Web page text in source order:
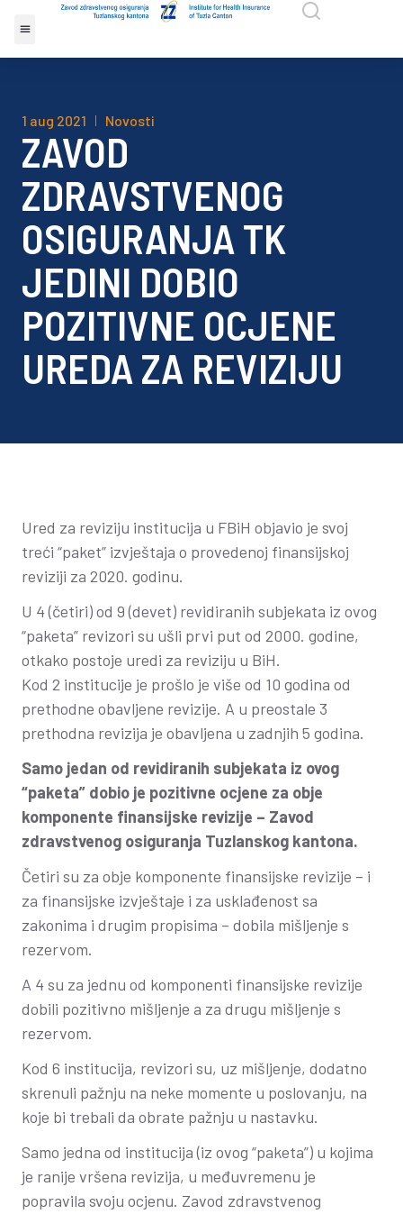
1 aug 2021 Novosti
ZAVOD
ZDRAVSTVENOG
OSIGURANJA TK
JEDINI DOBIO
POZITIVNE OCJENE
UREDA ZA REVIZIJU
Ured za reviziju institucija u FBiH objavio je svoj
treći “paket” izvještaja o provedenoj finansijskoj
reviziji za 2020. godinu.
U 4 (četiri) od 9 (devet) revidiranih subjekata iz ovog
“paketa” revizori su ušli prvi put od 2000. godine,
otkako postoje uredi za reviziju u BiH.
Kod 2 institucije je prošlo je više od 10 godina od
prethodne obavljene revizije. A u preostale 3
prethodna revizija je obavljena u zadnjih 5 godina.
Samo jedan od revidiranih subjekata iz ovog
“paketa” dobio je pozitivne ocjene za obje
komponente finansijske revizije – Zavod
zdravstvenog osiguranja Tuzlanskog kantona.
Četiri su za obje komponente finansijske revizije – i
za finansijske izvještaje i za usklađenost sa
zakonima i drugim propisima – dobila mišljenje s
rezervom.
A 4 su za jednu od komponenti finansijske revizije
dobili pozitivno mišljenje a za drugu mišljenje s
rezervom.
Kod 6 institucija, revizori su, uz mišljenje, dodatno
skrenuli pažnju na neke momente u poslovanju, na
koje bi trebali da obrate pažnju u nastavku.
Samo jedna od institucija (iz ovog “paketa”) u kojima
je ranije vršena revizija, u međuvremenu je
popravila svoju ocjenu. Zavod zdravstvenog